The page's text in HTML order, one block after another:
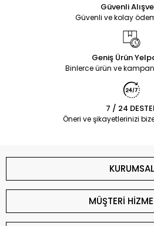
Güvenli
Güvenli ve kolay
Geniş Ürün
Binlerce ürün ve
7 / 24
Öneri ve şikayetlerinizi
KURUMSAL
MÜŞTERİ